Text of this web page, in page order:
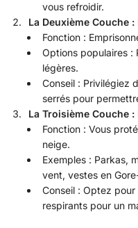
vous refroidir.
La Deuxième Couche :
Fonction :
Options populaires :
légères.
Conseil : Privilégiez
serrés pour
La Troisième Couche
Fonction : Vous
neige.
Exemples : Parkas,
vent, vestes en
Conseil : Optez
respirants pour un